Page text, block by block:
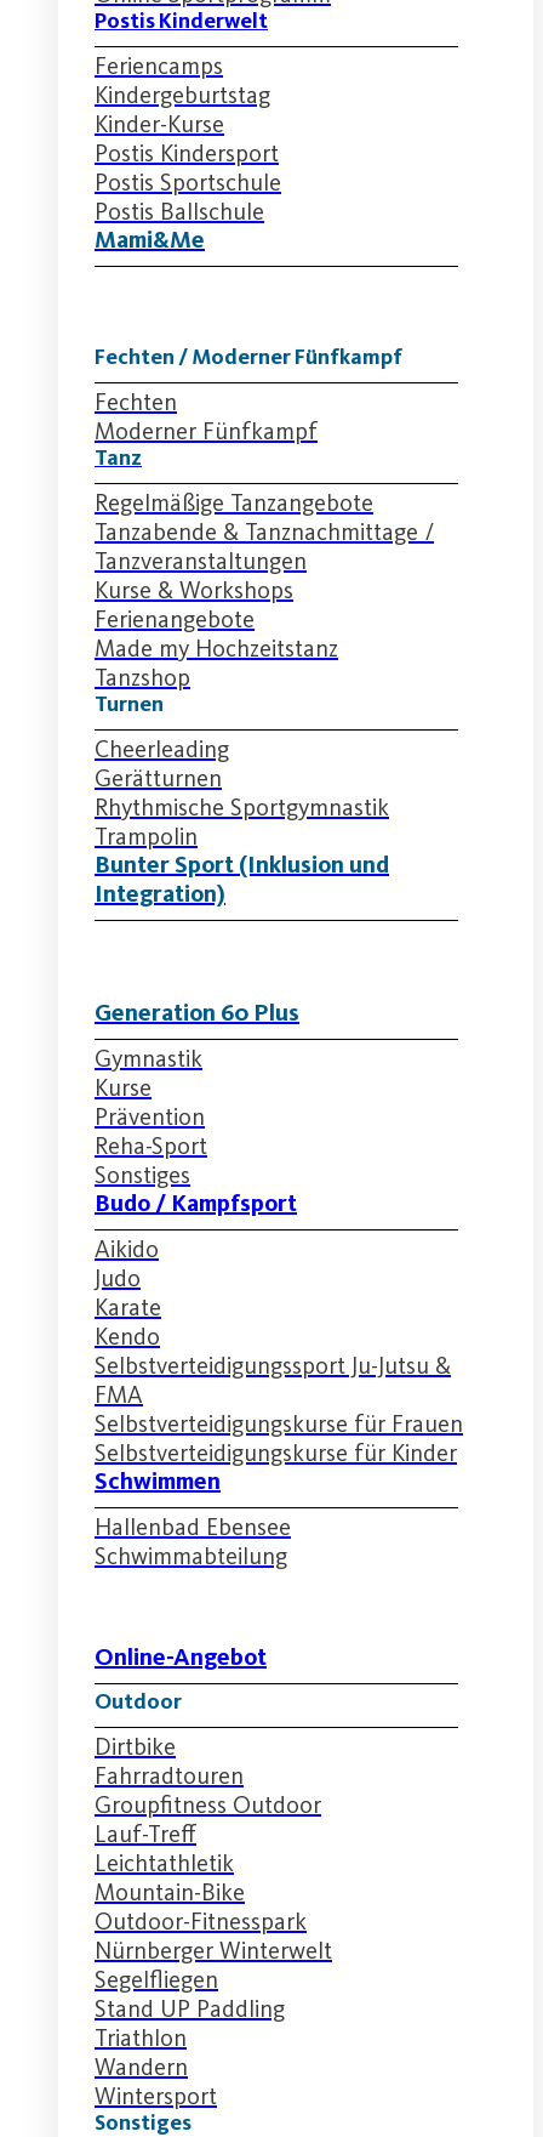
Postis Kinderwelt
Feriencamps
Kindergeburtstag
Kinder-Kurse
Postis Kindersport
Postis Sportschule
Postis Ballschule
Mami&Me
Fechten / Moderner Fünfkampf
Fechten
Moderner Fünfkampf
Tanz
Regelmäßige Tanzangebote
Tanzabende & Tanznachmittage /
Tanzveranstaltungen
Kurse & Workshops
Ferienangebote
Made my Hochzeitstanz
Tanzshop
Turnen
Cheerleading
Gerätturnen
Rhythmische Sportgymnastik
Trampolin
Bunter Sport (Inklusion und
Integration)
Generation 60 Plus
Gymnastik
Kurse
Prävention
Reha-Sport
Sonstiges
Budo / Kampfsport
Aikido
Judo
Karate
Kendo
Selbstverteidigungssport Ju-Jutsu &
FMA
Selbstverteidigungskurse für Frauen
Selbstverteidigungskurse für Kinder
Schwimmen
Hallenbad Ebensee
Schwimmabteilung
Online-Angebot
Outdoor
Dirtbike
Fahrradtouren
Groupfitness Outdoor
Lauf-Treff
Leichtathletik
Mountain-Bike
Outdoor-Fitnesspark
Nürnberger Winterwelt
Segelfliegen
Stand UP Paddling
Triathlon
Wandern
Wintersport
Sonstiges